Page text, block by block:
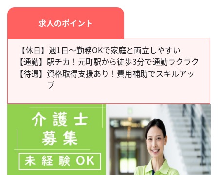
求人のポイント
【休日】週1日～勤務OKで家庭と両立しやすい
【通勤】 駅チカ！元町駅から徒歩3分で通勤ラクラク
【待遇】 資格取得支援あり！費用補助でスキルアッ
プ